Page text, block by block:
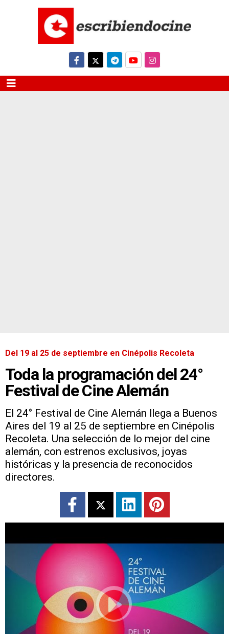
Del 19 al 25 de septiembre en Cinépolis Recoleta
Toda la programación del 24°
Festival de Cine Alemán
El 24° Festival de Cine Alemán llega a Buenos
Aires del 19 al 25 de septiembre en Cinépolis
Recoleta. Una selección de lo mejor del cine
alemán, con estrenos exclusivos, joyas
históricas y la presencia de reconocidos
directores.